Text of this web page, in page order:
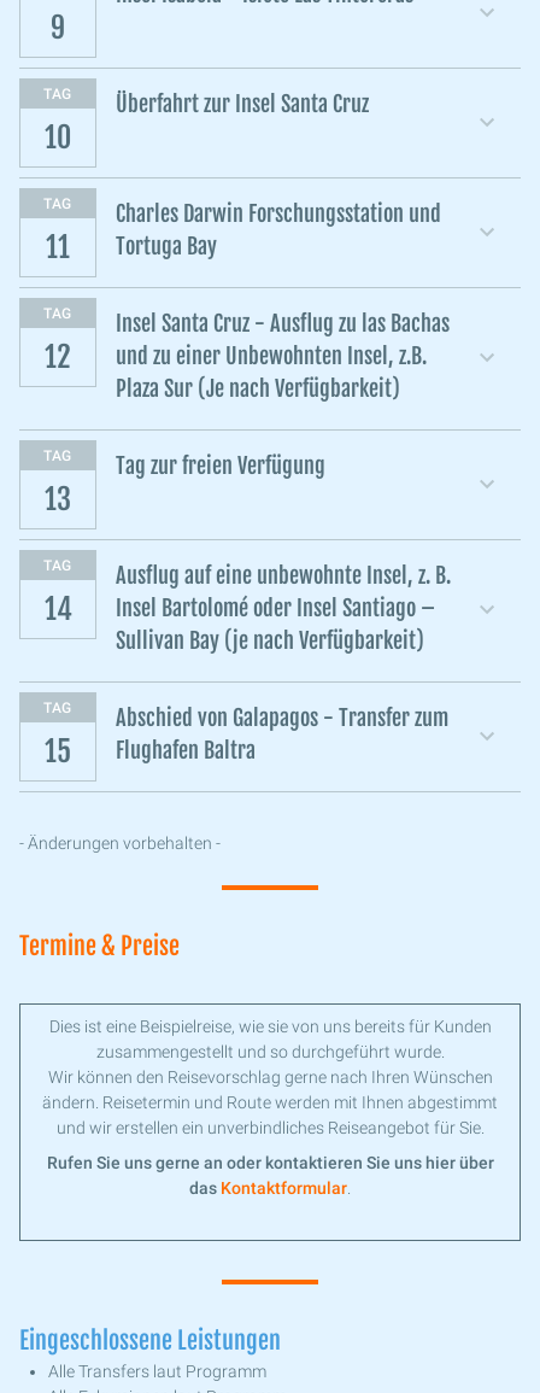
9
TAG
10
Überfahrt zur Insel Santa Cruz
TAG
11
Charles Darwin Forschungsstation und
Tortuga Bay
TAG
12
Insel Santa Cruz - Ausflug zu las Bachas
und zu einer Unbewohnten Insel, z.B.
Plaza Sur (Je nach Verfügbarkeit)
TAG
13
Tag zur freien Verfügung
TAG
14
Ausflug auf eine unbewohnte Insel, z. B.
Insel Bartolomé oder Insel Santiago –
Sullivan Bay (je nach Verfügbarkeit)
TAG
15
Abschied von Galapagos - Transfer zum
Flughafen Baltra
- Änderungen vorbehalten -
Termine & Preise
Dies ist eine Beispielreise, wie sie von uns bereits für Kunden
zusammengestellt und so durchgeführt wurde.
Wir können den Reisevorschlag gerne nach Ihren Wünschen
ändern. Reisetermin und Route werden mit Ihnen abgestimmt
und wir erstellen ein unverbindliches Reiseangebot für Sie.
Rufen Sie uns gerne an oder kontaktieren Sie uns hier über
das Kontaktformular
Eingeschlossene Leistungen
Alle Transfers laut Programm